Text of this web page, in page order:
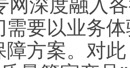
网深度融入
需要以业务
障方案。对